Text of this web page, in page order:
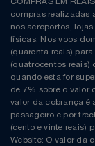
compras realizadas
nos aeroportos,
físicas: Nos voos
(quarenta reais)
(quatrocentos reais)
quando esta for
de 7% sobre o valor
valor da cobrança é
passageiro e por
(cento e vinte reais)
Website: O valor da